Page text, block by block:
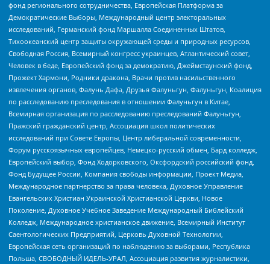
фонд регионального сотрудничества, Европейская Платформа за
Демократические Выборы, Международный центр электоральных
исследований, Германский фонд Маршалла Соединенных Штатов,
Тихоокеанский центр защиты окружающей среды и природных ресурсов,
Свободная Россия, Всемирный конгресс украинцев, Атлантический совет,
Человек в беде, Европейский фонд за демократию, Джеймстаунский фонд,
Прожект Хармони, Родники дракона, Врачи против насильственного
извлечения органов, Фалунь Дафа, Друзья Фалуньгун, Фалуньгун, Коалиция
по расследованию преследования в отношении Фалуньгун в Китае,
Всемирная организация по расследованию преследований Фалуньгун,
Пражский гражданский центр, Ассоциация школ политических
исследований при Совете Европы, Центр либеральной современности,
Форум русскоязычных европейцев, Немецко-русский обмен, Бард колледж,
Европейский выбор, Фонд Ходорковского, Оксфордский российский фонд,
Фонд Будущее России, Компания свободы информации, Проект Медиа,
Международное партнерство за права человека, Духовное Управление
Евангельских Христиан Украинской Христианской Церкви, Новое
Поколение, Духовное Учебное Заведение Международный Библейский
Колледж, Международное христианское движение, Всемирный Институт
Саентологических Предприятий, Церковь Духовной Технологии,
Европейская сеть организаций по наблюдению за выборами, Республика
Польша, СВОБОДНЫЙ ИДЕЛЬ-УРАЛ, Ассоциация развития журналистики,